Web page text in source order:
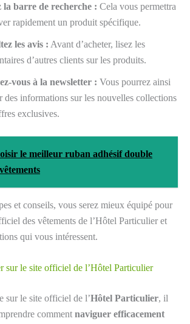
la barre de recherche : Cela vous permettra
rapidement un produit spécifique.
les avis : Avant d’acheter, lisez les
d’autres clients sur les produits.
vous à la newsletter : Vous pourrez ainsi
des informations sur les nouvelles collections
exclusives.
le meilleur ruban adhésif double
et conseils, vous serez mieux équipé pour
des vêtements de l’Hôtel Particulier et
qui vous intéressent.
sur le site officiel de l’Hôtel Particulier
sur le site officiel de l’Hôtel Particulier, il
commentnaviguer efficacement